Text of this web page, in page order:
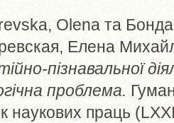
Olena та
Елена
пізнавальної
проблема.
наукових праць